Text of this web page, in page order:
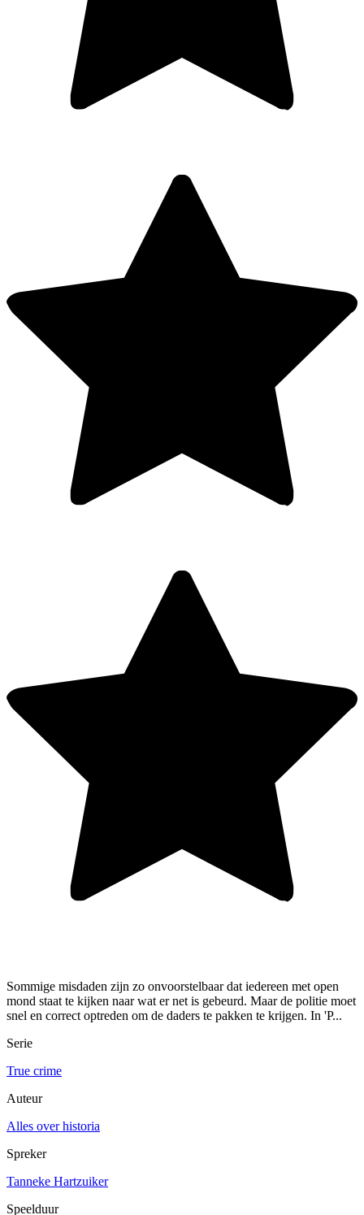
Sommige misdaden zijn zo onvoorstelbaar dat iedereen met open
mond staat te kijken naar wat er net is gebeurd. Maar de politie moet
snel en correct optreden om de daders te pakken te krijgen. In 'P...
Serie
True crime
Auteur
Alles over historia
Spreker
Tanneke Hartzuiker
Speelduur